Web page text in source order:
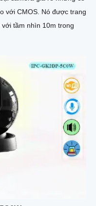
Nó được trang
tầm nhìn 10m trong